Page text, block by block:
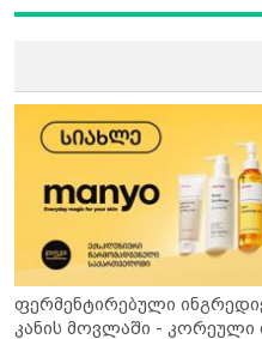
ფერმენტირებული
კანის მოვლაში - კორეული